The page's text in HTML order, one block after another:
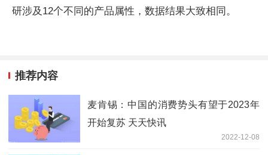
研涉及12个不同的产品属性，数据结果大致相同。
推荐内容
麦肯锡：中国的消费势头有望于2023年
开始复苏 天天快讯
2022-12-08